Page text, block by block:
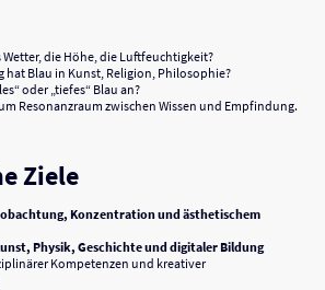
Wetter, die Höhe, die Luftfeuchtigkeit?
hat Blau in Kunst, Religion, Philosophie?
oder „tiefes“ Blau an?
Resonanzraum zwischen Wissen und Empfindung.
Ziele
Konzentration und ästhetischem
Physik, Geschichte und digitaler Bildung
Kompetenzen und kreativer